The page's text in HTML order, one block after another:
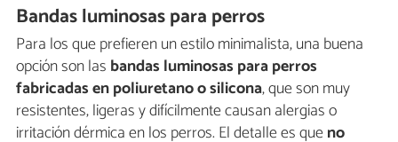
Bandas luminosas para perros
Para los que prefieren un estilo minimalista, una buena
opción son las bandas luminosas para perros
fabricadas en poliuretano o silicona, que son muy
resistentes, ligeras y difícilmente causan alergias o
irritación dérmica en los perros. El detalle es queno